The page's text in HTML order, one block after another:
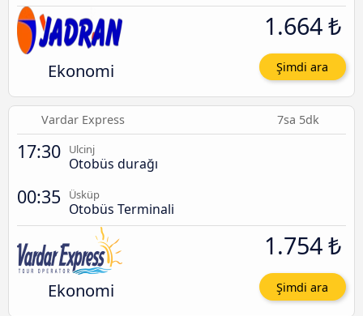
Ekonomi
1.664 ₺
Şimdi ara
Vardar Express 7sa 5dk
17:30 Ulcinj
Otobüs durağı
00:35 Üsküp
Otobüs Terminali
Ekonomi
1.754 ₺
Şimdi ara